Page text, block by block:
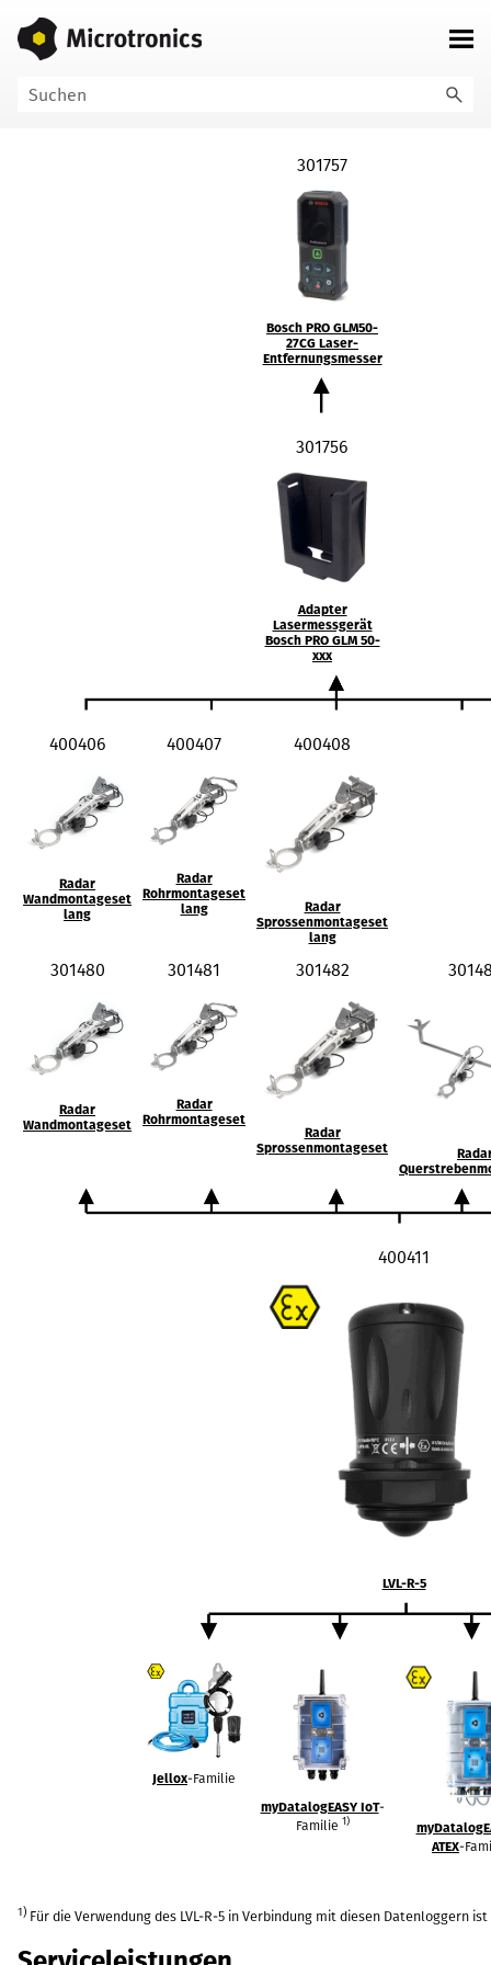
Zu Hauptinhalt springen
301757
Bosch PRO GLM50-
27CG Laser-
Entfernungsmesser
301756
Adapter
Lasermessgerät
Bosch PRO GLM 50-
xxx
400406
Radar
Wandmontageset
lang
400407
Radar
Rohrmontageset
lang
400408
Radar
Sprossenmontageset
lang
301480
Radar
Wandmontageset
301481
Radar
Rohrmontageset
301482
Radar
Sprossenmontageset
400411
LVL-R-5
Jellox-Familie
myDatalogEASY IoT-
Familie 1)
ATEX-
1) Für die Verwendung des LVL-R-5 in Verbindung mit diesen Datenloggern